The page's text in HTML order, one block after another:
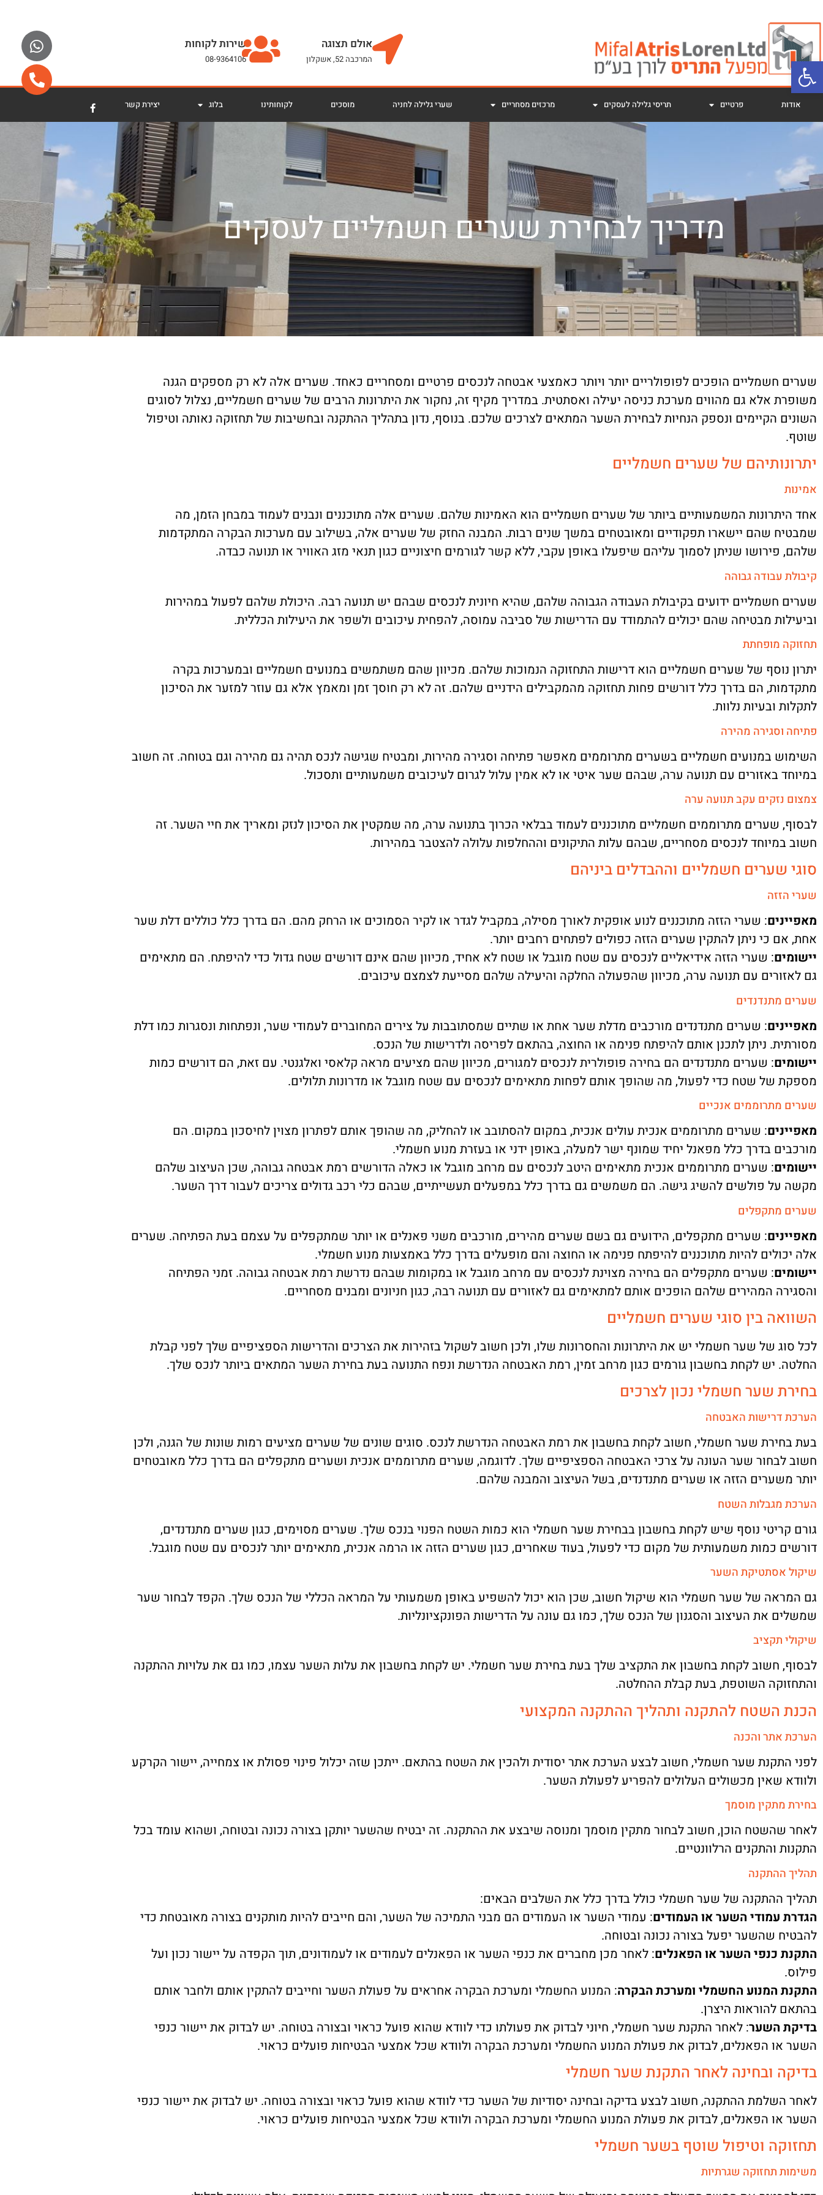
פתח סרגל נגישות
אולם תצוגה
המרכבה 52, אשקלון
שירות לקוחות
08-9364106
אודות פרטיים תריסי גלילה לעסקים מרכזים מסחריים שערי גלילה לחניה מוסכים לקוחותינו בלוג יצירת קשר
מדריך לבחירת שערים חשמליים לעסקים
שערים חשמליים הופכים לפופולריים יותר ויותר כאמצעי אבטחה לנכסים פרטיים ומסחריים כאחד. שערים אלה לא רק מספקים הגנה
משופרת אלא גם מהווים מערכת כניסה יעילה ואסתטית. במדריך מקיף זה, נחקור את היתרונות הרבים של שערים חשמליים, נצלול לסוגים
השונים הקיימים ונספק הנחיות לבחירת השער המתאים לצרכים שלכם. בנוסף, נדון בתהליך ההתקנה ובחשיבות של תחזוקה נאותה וטיפול
שוטף.
יתרונותיהם של שערים חשמליים
אמינות
אחד היתרונות המשמעותיים ביותר של שערים חשמליים הוא האמינות שלהם. שערים אלה מתוכננים ונבנים לעמוד במבחן הזמן, מה
שמבטיח שהם יישארו תפקודיים ומאובטחים במשך שנים רבות. המבנה החזק של שערים אלה, בשילוב עם מערכות הבקרה המתקדמות
שלהם, פירושו שניתן לסמוך עליהם שיפעלו באופן עקבי, ללא קשר לגורמים חיצוניים כגון תנאי מזג האוויר או תנועה כבדה.
קיבולת עבודה גבוהה
שערים חשמליים ידועים בקיבולת העבודה הגבוהה שלהם, שהיא חיונית לנכסים שבהם יש תנועה רבה. היכולת שלהם לפעול במהירות
וביעילות מבטיחה שהם יכולים להתמודד עם הדרישות של סביבה עמוסה, להפחית עיכובים ולשפר את היעילות הכללית.
תחזוקה מופחתת
יתרון נוסף של שערים חשמליים הוא דרישות התחזוקה הנמוכות שלהם. מכיוון שהם משתמשים במנועים חשמליים ובמערכות בקרה
מתקדמות, הם בדרך כלל דורשים פחות תחזוקה מהמקבילים הידניים שלהם. זה לא רק חוסך זמן ומאמץ אלא גם עוזר למזער את הסיכון
לתקלות ובעיות נלוות.
פתיחה וסגירה מהירה
השימוש במנועים חשמליים בשערים מתרוממים מאפשר פתיחה וסגירה מהירות, ומבטיח שגישה לנכס תהיה גם מהירה וגם בטוחה. זה חשוב
במיוחד באזורים עם תנועה ערה, שבהם שער איטי או לא אמין עלול לגרום לעיכובים משמעותיים ותסכול.
צמצום נזקים עקב תנועה ערה
לבסוף, שערים מתרוממים חשמליים מתוכננים לעמוד בבלאי הכרוך בתנועה ערה, מה שמקטין את הסיכון לנזק ומאריך את חיי השער. זה
חשוב במיוחד לנכסים מסחריים, שבהם עלות התיקונים וההחלפות עלולה להצטבר במהירות.
סוגי שערים חשמליים וההבדלים ביניהם
שערי הזזה
מאפיינים: שערי הזזה מתוכננים לנוע אופקית לאורך מסילה, במקביל לגדר או לקיר הסמוכים או הרחק מהם. הם בדרך כלל כוללים דלת שער
אחת, אם כי ניתן להתקין שערים הזזה כפולים לפתחים רחבים יותר.
יישומים: שערי הזזה אידיאליים לנכסים עם שטח מוגבל או שטח לא אחיד, מכיוון שהם אינם דורשים שטח גדול כדי להיפתח. הם מתאימים
גם לאזורים עם תנועה ערה, מכיוון שהפעולה החלקה והיעילה שלהם מסייעת לצמצם עיכובים.
שערים מתנדנדים
מאפיינים: שערים מתנדנדים מורכבים מדלת שער אחת או שתיים שמסתובבות על צירים המחוברים לעמודי שער, ונפתחות ונסגרות כמו דלת
מסורתית. ניתן לתכנן אותם להיפתח פנימה או החוצה, בהתאם לפריסה ולדרישות של הנכס.
יישומים: שערים מתנדנדים הם בחירה פופולרית לנכסים למגורים, מכיוון שהם מציעים מראה קלאסי ואלגנטי. עם זאת, הם דורשים כמות
מספקת של שטח כדי לפעול, מה שהופך אותם לפחות מתאימים לנכסים עם שטח מוגבל או מדרונות תלולים.
שערים מתרוממים אנכיים
מאפיינים: שערים מתרוממים אנכית עולים אנכית, במקום להסתובב או להחליק, מה שהופך אותם לפתרון מצוין לחיסכון במקום. הם
מורכבים בדרך כלל מפאנל יחיד שמונף ישר למעלה, באופן ידני או בעזרת מנוע חשמלי.
יישומים: שערים מתרוממים אנכית מתאימים היטב לנכסים עם מרחב מוגבל או כאלה הדורשים רמת אבטחה גבוהה, שכן העיצוב שלהם
מקשה על פולשים להשיג גישה. הם משמשים גם בדרך כלל במפעלים תעשייתיים, שבהם כלי רכב גדולים צריכים לעבור דרך השער.
שערים מתקפלים
מאפיינים: שערים מתקפלים, הידועים גם בשם שערים מהירים, מורכבים משני פאנלים או יותר שמתקפלים על עצמם בעת הפתיחה. שערים
אלה יכולים להיות מתוכננים להיפתח פנימה או החוצה והם מופעלים בדרך כלל באמצעות מנוע חשמלי.
יישומים: שערים מתקפלים הם בחירה מצוינת לנכסים עם מרחב מוגבל או במקומות שבהם נדרשת רמת אבטחה גבוהה. זמני הפתיחה
והסגירה המהירים שלהם הופכים אותם למתאימים גם לאזורים עם תנועה רבה, כגון חניונים ומבנים מסחריים.
השוואה בין סוגי שערים חשמליים
לכל סוג של שער חשמלי יש את היתרונות והחסרונות שלו, ולכן חשוב לשקול בזהירות את הצרכים והדרישות הספציפיים שלך לפני קבלת
החלטה. יש לקחת בחשבון גורמים כגון מרחב זמין, רמת האבטחה הנדרשת ונפח התנועה בעת בחירת השער המתאים ביותר לנכס שלך.
בחירת שער חשמלי נכון לצרכים
הערכת דרישות האבטחה
בעת בחירת שער חשמלי, חשוב לקחת בחשבון את רמת האבטחה הנדרשת לנכס. סוגים שונים של שערים מציעים רמות שונות של הגנה, ולכן
חשוב לבחור שער העונה על צרכי האבטחה הספציפיים שלך. לדוגמה, שערים מתרוממים אנכית ושערים מתקפלים הם בדרך כלל מאובטחים
יותר משערים הזזה או שערים מתנדנדים, בשל העיצוב והמבנה שלהם.
הערכת מגבלות השטח
גורם קריטי נוסף שיש לקחת בחשבון בבחירת שער חשמלי הוא כמות השטח הפנוי בנכס שלך. שערים מסוימים, כגון שערים מתנדנדים,
דורשים כמות משמעותית של מקום כדי לפעול, בעוד שאחרים, כגון שערים הזזה או הרמה אנכית, מתאימים יותר לנכסים עם שטח מוגבל.
שיקול אסתטיקת השער
גם המראה של שער חשמלי הוא שיקול חשוב, שכן הוא יכול להשפיע באופן משמעותי על המראה הכללי של הנכס שלך. הקפד לבחור שער
שמשלים את העיצוב והסגנון של הנכס שלך, כמו גם עונה על הדרישות הפונקציונליות.
שיקולי תקציב
לבסוף, חשוב לקחת בחשבון את התקציב שלך בעת בחירת שער חשמלי. יש לקחת בחשבון את עלות השער עצמו, כמו גם את עלויות ההתקנה
והתחזוקה השוטפת, בעת קבלת ההחלטה.
הכנת השטח להתקנה ותהליך ההתקנה המקצועי
הערכת אתר והכנה
לפני התקנת שער חשמלי, חשוב לבצע הערכת אתר יסודית ולהכין את השטח בהתאם. ייתכן שזה יכלול פינוי פסולת או צמחייה, יישור הקרקע
ולוודא שאין מכשולים העלולים להפריע לפעולת השער.
בחירת מתקין מוסמך
לאחר שהשטח הוכן, חשוב לבחור מתקין מוסמך ומנוסה שיבצע את ההתקנה. זה יבטיח שהשער יותקן בצורה נכונה ובטוחה, ושהוא עומד בכל
התקנות והתקנים הרלוונטיים.
תהליך ההתקנה
תהליך ההתקנה של שער חשמלי כולל בדרך כלל את השלבים הבאים:
הגדרת עמודי השער או העמודים: עמודי השער או העמודים הם מבני התמיכה של השער, והם חייבים להיות מותקנים בצורה מאובטחת כדי
להבטיח שהשער יפעל בצורה נכונה ובטוחה.
התקנת כנפי השער או הפאנלים: לאחר מכן מחברים את כנפי השער או הפאנלים לעמודים או לעמודונים, תוך הקפדה על יישור נכון ועל
פילוס.
התקנת המנוע החשמלי ומערכת הבקרה: המנוע החשמלי ומערכת הבקרה אחראים על פעולת השער וחייבים להתקין אותם ולחבר אותם
בהתאם להוראות היצרן.
בדיקת השער: לאחר התקנת שער חשמלי, חיוני לבדוק את פעולתו כדי לוודא שהוא פועל כראוי ובצורה בטוחה. יש לבדוק את יישור כנפי
השער או הפאנלים, לבדוק את פעולת המנוע החשמלי ומערכת הבקרה ולוודא שכל אמצעי הבטיחות פועלים כראוי.
בדיקה ובחינה לאחר התקנת שער חשמלי
לאחר השלמת ההתקנה, חשוב לבצע בדיקה ובחינה יסודיות של השער כדי לוודא שהוא פועל כראוי ובצורה בטוחה. יש לבדוק את יישור כנפי
השער או הפאנלים, לבדוק את פעולת המנוע החשמלי ומערכת הבקרה ולוודא שכל אמצעי הבטיחות פועלים כראוי.
תחזוקה וטיפול שוטף בשער חשמלי
משימות תחזוקה שגרתיות